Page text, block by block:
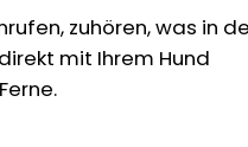
zuhören, was in
mit Ihrem Hund